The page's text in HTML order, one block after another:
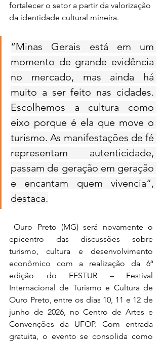
fortalecer o setor a partir da valorização
da identidade cultural mineira.
“Minas Gerais está em um
momento de grande evidência
no mercado, mas ainda há
muito a ser feito nas cidades.
Escolhemos a cultura como
eixo porque é ela que move o
turismo. As manifestações de fé
representam autenticidade,
passam de geração em geração
e encantam quem vivencia”,
destaca.
Ouro Preto (MG) será novamente o
epicentro das discussões sobre
turismo, cultura e desenvolvimento
econômico com a realização da 6ª
edição do FESTUR – Festival
Internacional de Turismo e Cultura de
Ouro Preto, entre os dias 10, 11 e 12 de
junho de 2026, no Centro de Artes e
Convenções da UFOP. Com entrada
gratuita, o evento se consolida como